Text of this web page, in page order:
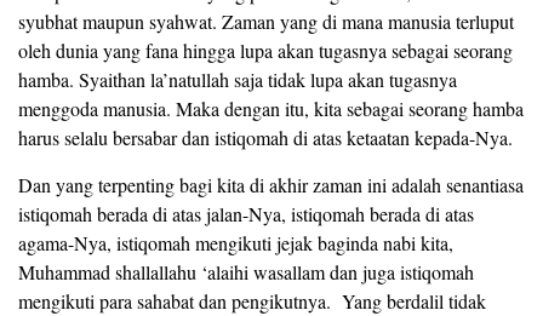
syubhat maupun syahwat. Zaman yang di mana manusia terluput
oleh dunia yang fana hingga lupa akan tugasnya sebagai seorang
hamba. Syaithan la’natullah saja tidak lupa akan tugasnya
menggoda manusia. Maka dengan itu, kita sebagai seorang hamba
harus selalu bersabar dan istiqomah di atas ketaatan kepada-Nya.
Dan yang terpenting bagi kita di akhir zaman ini adalah senantiasa
istiqomah berada di atas jalan-Nya, istiqomah berada di atas
agama-Nya, istiqomah mengikuti jejak baginda nabi kita,
Muhammad shallallahu ‘alaihi wasallam dan juga istiqomah
mengikuti para sahabat dan pengikutnya. Yang berdalil tidak